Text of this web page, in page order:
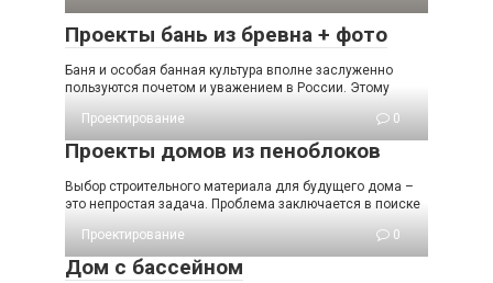
Проекты бань из бревна + фото
Баня и особая банная культура вполне заслуженно
пользуются почетом и уважением в России. Этому
Проектирование
0
Проекты домов из пеноблоков
Выбор строительного материала для будущего дома –
это непростая задача. Проблема заключается в поиске
Проектирование
0
Дом с бассейном